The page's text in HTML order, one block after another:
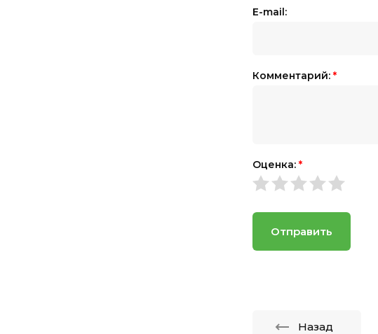
E-mail:
Комментарий: *
Оценка: *
Отправить
Назад